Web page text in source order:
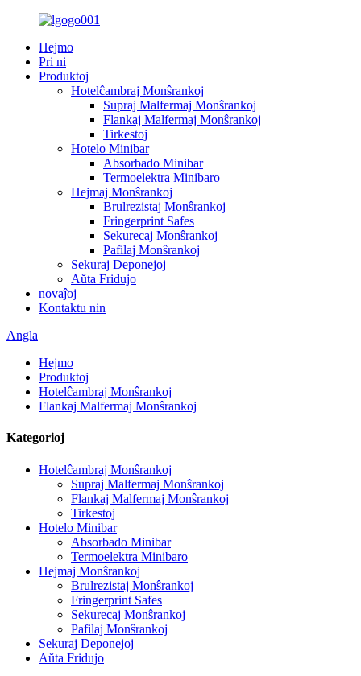
Hejmo
Pri ni
Produktoj
Hotelĉambraj Monŝrankoj
Supraj Malfermaj Monŝrankoj
Flankaj Malfermaj Monŝrankoj
Tirkestoj
Hotelo Minibar
Absorbado Minibar
Termoelektra Minibaro
Hejmaj Monŝrankoj
Brulrezistaj Monŝrankoj
Fringerprint Safes
Sekurecaj Monŝrankoj
Pafilaj Monŝrankoj
Sekuraj Deponejoj
Aŭta Fridujo
novaĵoj
Kontaktu nin
Angla
Hejmo
Produktoj
Hotelĉambraj Monŝrankoj
Flankaj Malfermaj Monŝrankoj
Kategorioj
Hotelĉambraj Monŝrankoj
Supraj Malfermaj Monŝrankoj
Flankaj Malfermaj Monŝrankoj
Tirkestoj
Hotelo Minibar
Absorbado Minibar
Termoelektra Minibaro
Hejmaj Monŝrankoj
Brulrezistaj Monŝrankoj
Fringerprint Safes
Sekurecaj Monŝrankoj
Pafilaj Monŝrankoj
Sekuraj Deponejoj
Aŭta Fridujo